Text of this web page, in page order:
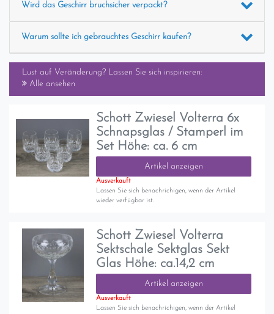
Wird das Geschirr bruchsicher verpackt?
Warum sollte ich gebrauchtes Geschirr kaufen?
Lust auf Veränderung? Lassen Sie sich inspirieren:
Alle ansehen
Schott Zwiesel Volterra 6x
Schnapsglas / Stamperl im
Set Höhe: ca. 6 cm
Artikel anzeigen
Ausverkauft
Lassen Sie sich benachrichigen, wenn der Artikel
wieder verfügbar ist.
Schott Zwiesel Volterra
Sektschale Sektglas Sekt
Glas Höhe: ca.14,2 cm
Artikel anzeigen
Ausverkauft
Lassen Sie sich benachrichigen, wenn der Artikel